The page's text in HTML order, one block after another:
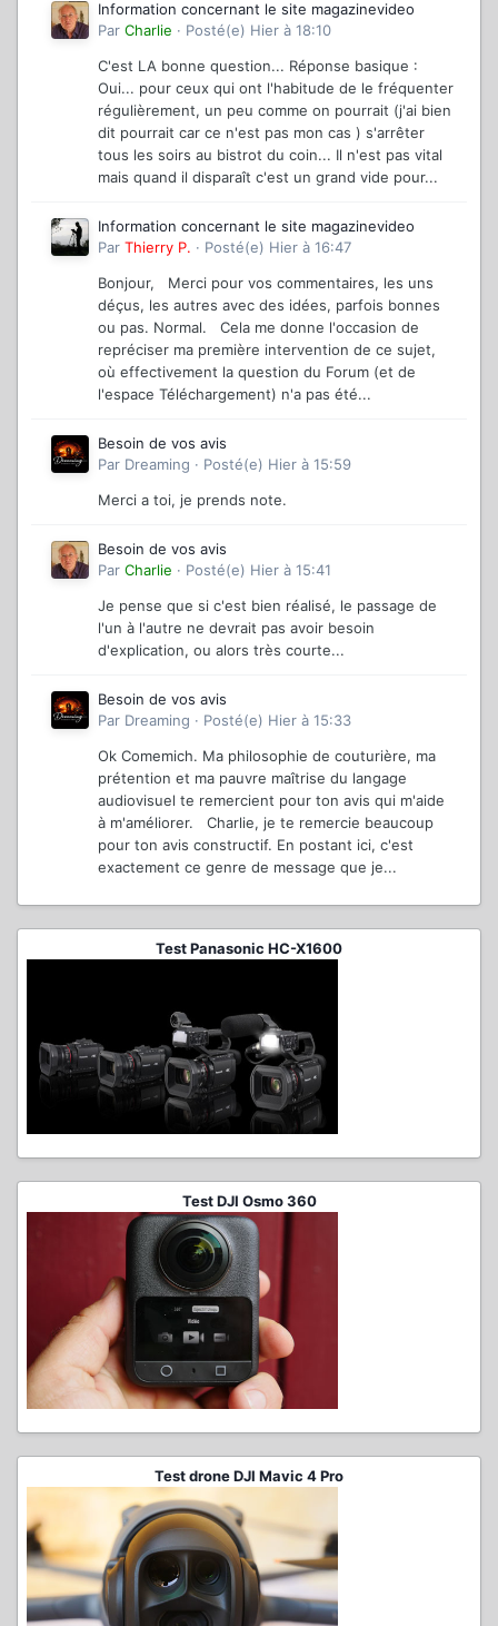
Information concernant le site magazinevideo
Par Charlie · Posté(e) Hier à 18:10
C'est LA bonne question... Réponse basique :
Oui... pour ceux qui ont l'habitude de le fréquenter
régulièrement, un peu comme on pourrait (j'ai bien
dit pourrait car ce n'est pas mon cas ) s'arrêter
tous les soirs au bistrot du coin... Il n'est pas vital
mais quand il disparaît c'est un grand vide pour...
Information concernant le site magazinevideo
Par Thierry P. · Posté(e) Hier à 16:47
Bonjour, Merci pour vos commentaires, les uns
déçus, les autres avec des idées, parfois bonnes
ou pas. Normal. Cela me donne l'occasion de
repréciser ma première intervention de ce sujet,
où effectivement la question du Forum (et de
l'espace Téléchargement) n'a pas été...
Besoin de vos avis
Par Dreaming · Posté(e) Hier à 15:59
Merci a toi, je prends note.
Besoin de vos avis
Par Charlie · Posté(e) Hier à 15:41
Je pense que si c'est bien réalisé, le passage de
l'un à l'autre ne devrait pas avoir besoin
d'explication, ou alors très courte...
Besoin de vos avis
Par Dreaming · Posté(e) Hier à 15:33
Ok Comemich. Ma philosophie de couturière, ma
prétention et ma pauvre maîtrise du langage
audiovisuel te remercient pour ton avis qui m'aide
à m'améliorer. Charlie, je te remercie beaucoup
pour ton avis constructif. En postant ici, c'est
exactement ce genre de message que je...
Test Panasonic HC-X1600
Test DJI Osmo 360
Test drone DJI Mavic 4 Pro